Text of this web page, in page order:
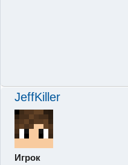
JeffKiller
Игрок